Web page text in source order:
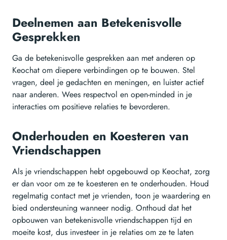
Deelnemen aan Betekenisvolle
Gesprekken
Ga de betekenisvolle gesprekken aan met anderen op
Keochat om diepere verbindingen op te bouwen. Stel
vragen, deel je gedachten en meningen, en luister actief
naar anderen. Wees respectvol en open-minded in je
interacties om positieve relaties te bevorderen.
Onderhouden en Koesteren van
Vriendschappen
Als je vriendschappen hebt opgebouwd op Keochat, zorg
er dan voor om ze te koesteren en te onderhouden. Houd
regelmatig contact met je vrienden, toon je waardering en
bied ondersteuning wanneer nodig. Onthoud dat het
opbouwen van betekenisvolle vriendschappen tijd en
moeite kost, dus investeer in je relaties om ze te laten